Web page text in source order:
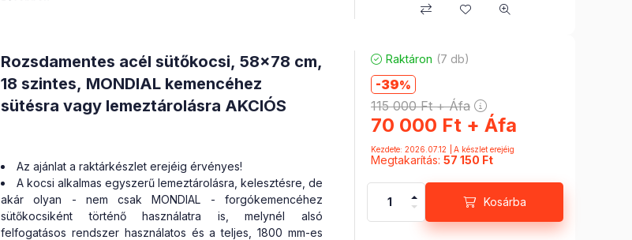
Halk futású, gumírozott kerekek (körbeforgó)
A rozsdamentes acél kocsik árai sütőlemezek nélkül
értendők!
A kocsik lapraszerelt kivitelben futárral az ország
Rozsdamentes acél sütőkocsi, 58x78 cm,
18 szintes, MONDIAL kemencéhez
sütésra vagy lemeztárolásra AKCIÓS
Az ajánlat a raktárkészlet erejéig érvényes!
A kocsi alkalmas egyszerű lemeztárolásra, kelesztésre, de
akár olyan - nem csak MONDIAL - forgókemencéhez
sütőkocsiként történő használatra is, melynél alsó
felfogatásos rendszer használatos és a teljes, 1800 mm-es
Raktáron (7 db)
39
115 000Ft+ Áfa
70 000 Ft + Áfa
Kezdete: 2026.07.12 A készlet erejéig
Megtakarítás: 57 150 Ft
Kosárba